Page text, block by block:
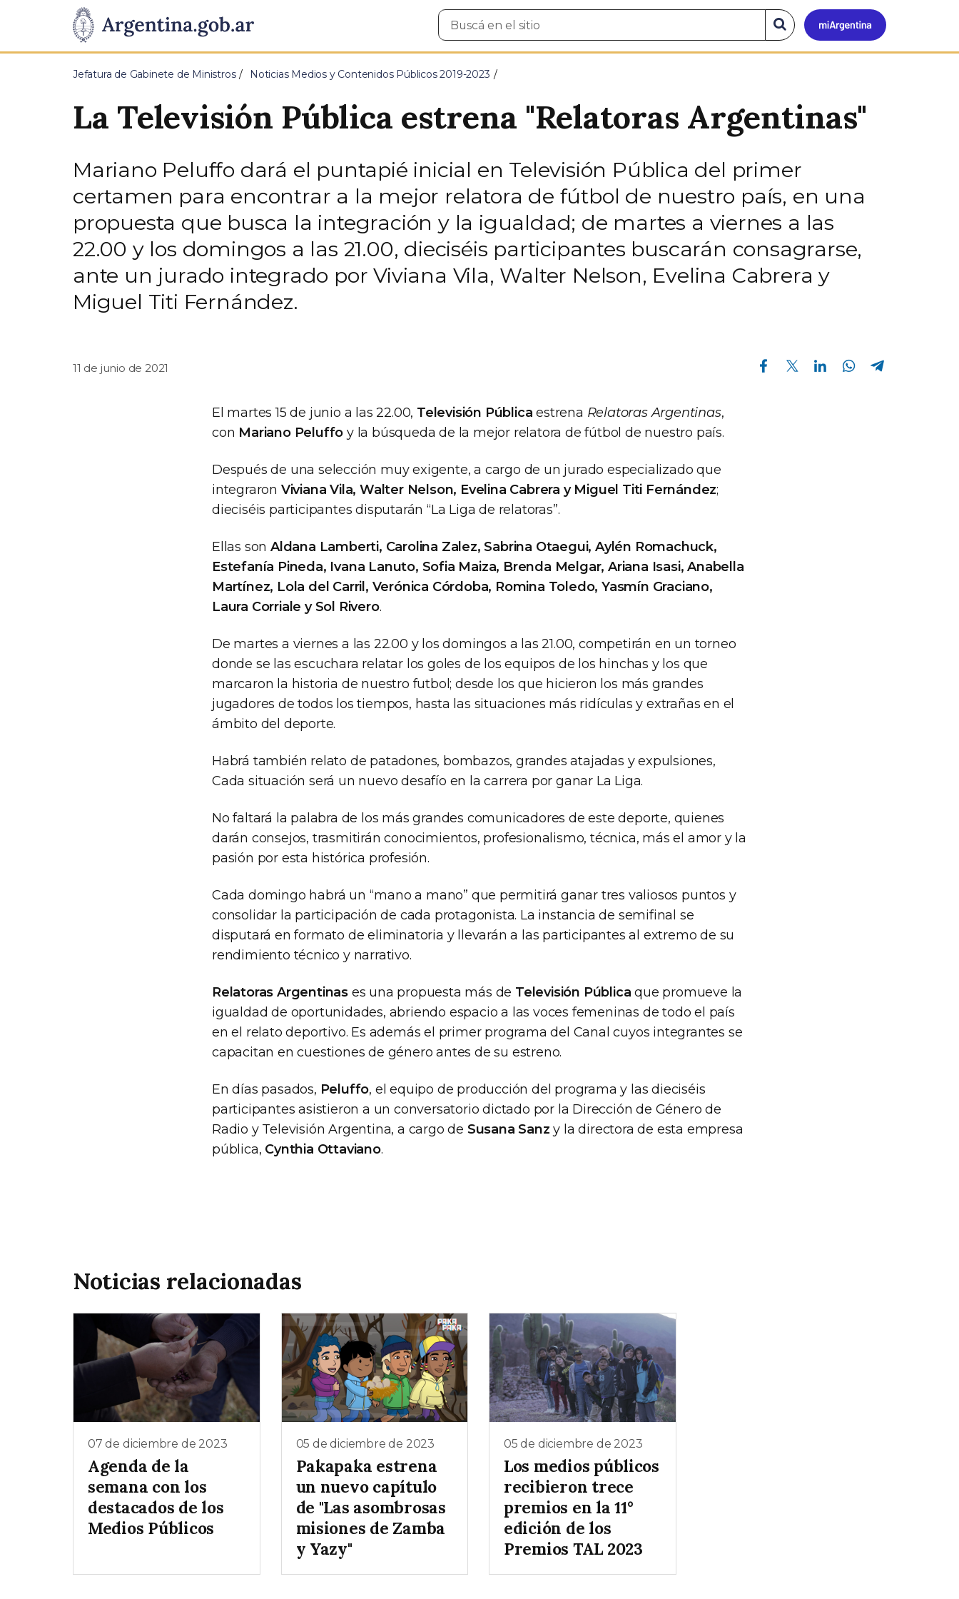
Presidencia
de
Pasar al contenido principal
Mi
Buscar
en
Buscar
en
el
Jefatura de Gabinete de Ministros Noticias Medios y Contenidos Públicos 2019-2023
La Televisión Pública estrena "Relatoras Argentinas"
Mariano Peluffo dará el puntapié inicial en Televisión Pública del primer
certamen para encontrar a la mejor relatora de fútbol de nuestro país, en una
propuesta que busca la integración y la igualdad; de martes a viernes a las
22.00 y los domingos a las 21.00, dieciséis participantes buscarán consagrarse,
ante un jurado integrado por Viviana Vila, Walter Nelson, Evelina Cabrera y
Miguel Titi Fernández.
11 de junio de 2021
Compartir en Facebook Compartir en Twitter Compartir en Linkedin Compartir en Whatsapp
El martes 15 de junio a las 22.00, Televisión Pública estrena Relatoras Argentinas,
con Mariano Peluffo y la búsqueda de la mejor relatora de fútbol de nuestro país.
Después de una selección muy exigente, a cargo de un jurado especializado que
integraron Viviana Vila, Walter Nelson, Evelina Cabrera y Miguel Titi Fernández;
dieciséis participantes disputarán “La Liga de relatoras”.
Ellas son Aldana Lamberti, Carolina Zalez, Sabrina Otaegui, Aylén Romachuck,
Estefanía Pineda, Ivana Lanuto, Sofia Maiza, Brenda Melgar, Ariana Isasi, Anabella
Martínez, Lola del Carril, Verónica Córdoba, Romina Toledo, Yasmín Graciano,
Laura Corriale y Sol Rivero.
De martes a viernes a las 22.00 y los domingos a las 21.00, competirán en un torneo
donde se las escuchara relatar los goles de los equipos de los hinchas y los que
marcaron la historia de nuestro futbol; desde los que hicieron los más grandes
jugadores de todos los tiempos, hasta las situaciones más ridículas y extrañas en el
ámbito del deporte.
Habrá también relato de patadones, bombazos, grandes atajadas y expulsiones,
Cada situación será un nuevo desafío en la carrera por ganar La Liga.
No faltará la palabra de los más grandes comunicadores de este deporte, quienes
darán consejos, trasmitirán conocimientos, profesionalismo, técnica, más el amor y la
pasión por esta histórica profesión.
Cada domingo habrá un “mano a mano” que permitirá ganar tres valiosos puntos y
consolidar la participación de cada protagonista. La instancia de semifinal se
disputará en formato de eliminatoria y llevarán a las participantes al extremo de su
rendimiento técnico y narrativo.
Relatoras Argentinas es una propuesta más de Televisión Pública que promueve la
igualdad de oportunidades, abriendo espacio a las voces femeninas de todo el país
en el relato deportivo. Es además el primer programa del Canal cuyos integrantes se
capacitan en cuestiones de género antes de su estreno.
En días pasados, Peluffo, el equipo de producción del programa y las dieciséis
participantes asistieron a un conversatorio dictado por la Dirección de Género de
Radio y Televisión Argentina, a cargo de Susana Sanz y la directora de esta empresa
pública, Cynthia Ottaviano.
Noticias relacionadas
07 de diciembre de 2023
Agenda de la
semana con los
destacados de los
Medios Públicos
05 de diciembre de 2023
Pakapaka estrena
un nuevo capítulo
de "Las asombrosas
misiones de Zamba
y Yazy"
05 de diciembre de 2023
Los medios públicos
recibieron trece
premios en la 11°
edición de los
Premios TAL 2023